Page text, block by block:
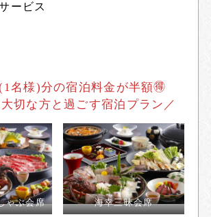
ービス
名様)分の宿泊料金が半額🉐
切な方と過ごす宿泊プラン／
ゃぶ会席 海幸三昧会席